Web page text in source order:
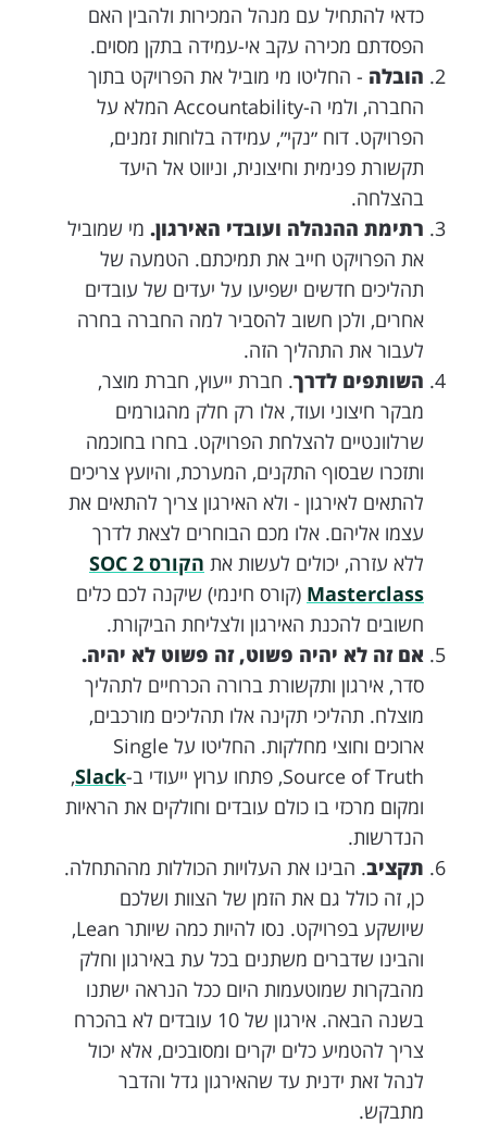
כדאי להתחיל עם מנהל המכירות ולהבין האם
הפסדתם מכירה עקב אי-עמידה בתקן מסוים.
הובלה - החליטו מי מוביל את הפרויקט בתוך
החברה, ולמי ה-Accountability המלא על
הפרויקט. דוח ״נקי״, עמידה בלוחות זמנים,
תקשורת פנימית וחיצונית, וניווט אל היעד
בהצלחה.
רתימת ההנהלה ועובדי האירגון. מי שמוביל
את הפרויקט חייב את תמיכתם. הטמעה של
תהליכים חדשים ישפיעו על יעדים של עובדים
אחרים, ולכן חשוב להסביר למה החברה בחרה
לעבור את התהליך הזה.
השותפים לדרך. חברת ייעוץ, חברת מוצר,
מבקר חיצוני ועוד, אלו רק חלק מהגורמים
שרלוונטיים להצלחת הפרויקט. בחרו בחוכמה
ותזכרו שבסוף התקנים, המערכת, והיועץ צריכים
להתאים לאירגון - ולא האירגון צריך להתאים את
עצמו אליהם. אלו מכם הבוחרים לצאת לדרך
ללא עזרה, יכולים לעשות את
הקורס SOC 2
Masterclass (קורס חינמי) שיקנה לכם כלים
חשובים להכנת האירגון ולצליחת הביקורת.
אם זה לא יהיה פשוט, זה פשוט לא יהיה.
סדר, אירגון ותקשורת ברורה הכרחיים לתהליך
מוצלח. תהליכי תקינה אלו תהליכים מורכבים,
ארוכים וחוצי מחלקות. החליטו על Single
Source of Truth, פתחו ערוץ ייעודי ב-
Slack
,
ומקום מרכזי בו כולם עובדים וחולקים את הראיות
הנדרשות.
תקציב. הבינו את העלויות הכוללות מההתחלה.
כן, זה כולל גם את הזמן של הצוות ושלכם
שיושקע בפרויקט. נסו להיות כמה שיותר Lean,
והבינו שדברים משתנים בכל עת באירגון וחלק
מהבקרות שמוטעמות היום ככל הנראה ישתנו
בשנה הבאה. אירגון של 10 עובדים לא בהכרח
צריך להטמיע כלים יקרים ומסובכים, אלא יכול
לנהל זאת ידנית עד שהאירגון גדל והדבר
מתבקש.